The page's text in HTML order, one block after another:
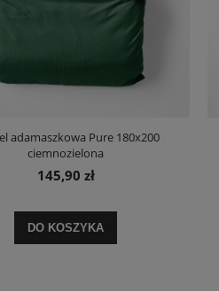
adamaszkowa Pure 180x200
ciemnozielona
145,90 zł
DO KOSZYKA